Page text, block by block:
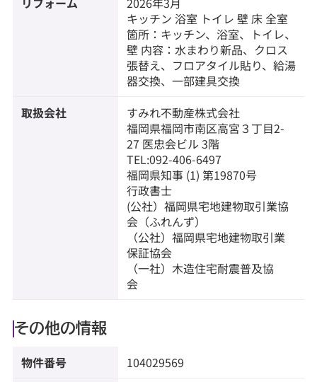
キッチン 浴室 トイレ 壁 床 全室
箇所：キッチン、浴室、トイレ、
壁 内容：水まわり新品、クロス
張替え、フロアタイル貼り、給湯
器交換、一部建具交換
取扱会社
すみれ不動産株式会社
福岡県福岡市南区高宮３丁目2-
27 医忠会ビル 3階
TEL:092-406-6497
福岡県知事 (1) 第19870号
行政書士
(公社）福岡県宅地建物取引業協
会（ふれんず）
（公社）福岡県宅地建物取引業
保証協会
（一社）木造住宅耐震普及協
会
その他の情報
物件番号 104029569